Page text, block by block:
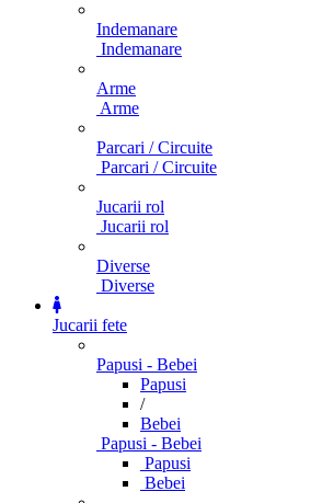
Indemanare
Indemanare
Arme
Arme
Parcari / Circuite
Parcari / Circuite
Jucarii rol
Jucarii rol
Diverse
Diverse
Jucarii fete
Papusi - Bebei
Papusi
/
Bebei
Papusi - Bebei
Papusi
Bebei